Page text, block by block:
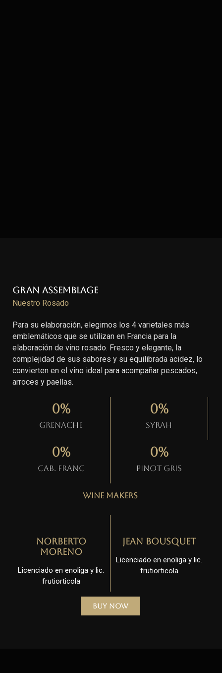
Gran Assemblage
Nuestro Rosado
Para su elaboración, elegimos los 4 varietales más
emblemáticos que se utilizan en Francia para la
elaboración de vino rosado. Fresco y elegante, la
complejidad de sus sabores y su equilibrada acidez, lo
convierten en el vino ideal para acompañar pescados,
arroces y paellas.
Grenache
0%
Syrah
0%
Cab. Franc
0%
Pinot gris
0%
Wine Makers
Norberto
Moreno
Licenciado en enoliga y lic.
frutiorticola
Jean Bousquet
Licenciado en enoliga y lic.
frutiorticola
Buy Now